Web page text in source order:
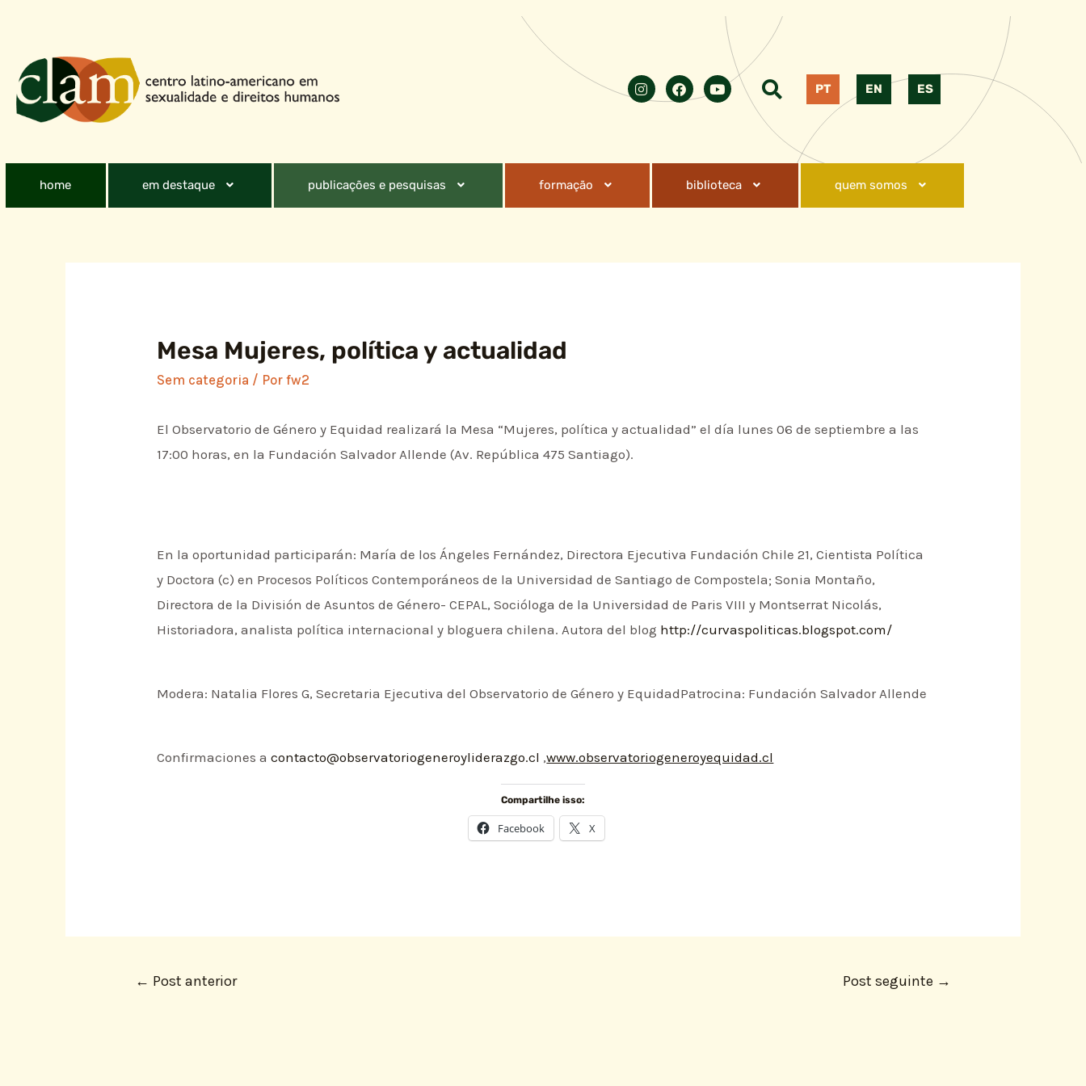
PT EN ES
home em destaque publicações e pesquisas formação biblioteca quem somos
Mesa Mujeres, política y actualidad
Sem categoria / Porfw2
El Observatorio de Género y Equidad realizará la Mesa “Mujeres, política y actualidad” el día lunes 06 de septiembre a las
17:00 horas, en la Fundación Salvador Allende (Av. República 475 Santiago).
En la oportunidad participarán: María de los Ángeles Fernández, Directora Ejecutiva Fundación Chile 21, Cientista Política
y Doctora (c) en Procesos Políticos Contemporáneos de la Universidad de Santiago de Compostela; Sonia Montaño,
Directora de la División de Asuntos de Género- CEPAL, Socióloga de la Universidad de Paris VIII y Montserrat Nicolás,
Historiadora, analista política internacional y bloguera chilena. Autora del blog http://curvaspoliticas.blogspot.com/
Modera: Natalia Flores G, Secretaria Ejecutiva del Observatorio de Género y EquidadPatrocina: Fundación Salvador Allende
Confirmaciones acontacto@observatoriogeneroyliderazgo.cl ,www.observatoriogeneroyequidad.cl
Compartilhe isso:
Facebook X
← Post anterior Post seguinte →